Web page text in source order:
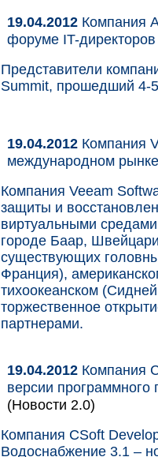
19.04.2012 Компания
форуме IT-
Представители
Summit, прошедший
19.04.2012 Компания
международном
Компания Veeam
защиты и
виртуальными
городе Баар,
существующих
Франция),
тихоокеанском
торжественное
партнерами.
19.04.2012 Компания
версии
(Новости 2.0)
Компания CSoft
Водоснабжение 3.1 –